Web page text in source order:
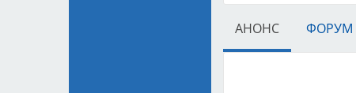
АНОНС ФОРУМ